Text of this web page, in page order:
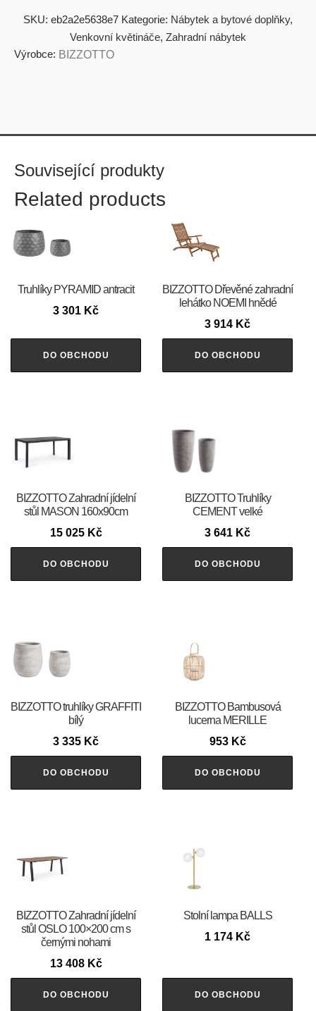
SKU: eb2a2e5638e7 Kategorie: Nábytek a bytové doplňky,
Venkovní květináče, Zahradní nábytek
Výrobce: BIZZOTTO
Související produkty
Related products
Truhlíky PYRAMID antracit
3 301 Kč
DO OBCHODU
BIZZOTTO Dřevěné zahradní
lehátko NOEMI hnědé
3 914 Kč
DO OBCHODU
BIZZOTTO Zahradní jídelní
stůl MASON 160x90cm
15 025 Kč
DO OBCHODU
BIZZOTTO Truhlíky
CEMENT velké
3 641 Kč
DO OBCHODU
BIZZOTTO truhlíky GRAFFITI
bílý
3 335 Kč
DO OBCHODU
BIZZOTTO Bambusová
lucerna MERILLE
953 Kč
DO OBCHODU
BIZZOTTO Zahradní jídelní
stůl OSLO 100×200 cm s
černými nohami
13 408 Kč
DO OBCHODU
Stolní lampa BALLS
1 174 Kč
DO OBCHODU